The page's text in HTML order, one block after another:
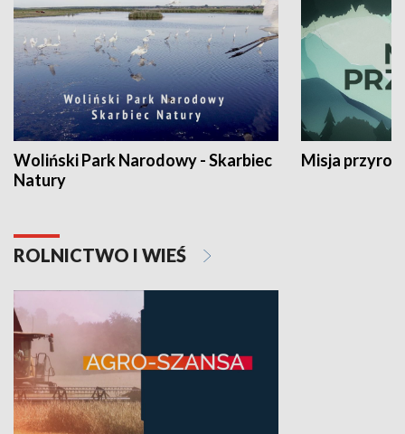
Woliński Park Narodowy - Skarbiec
Natury
Misja
ROLNICTWO I WIEŚ